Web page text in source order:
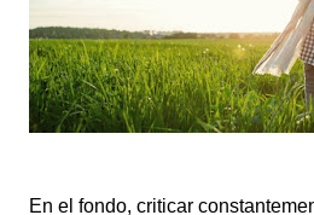
En el fondo, criticar